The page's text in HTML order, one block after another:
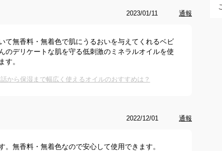
2023/01/11 通報
て無香料・無着色で肌にうるおいを与えてくれるベビ
のデリケートな肌を守る低刺激のミネラルオイルを使
す。
から保湿まで幅広く使えるオイルのおすすめは？
2022/12/01 通報
無香料・無着色なので安心して使用できます。